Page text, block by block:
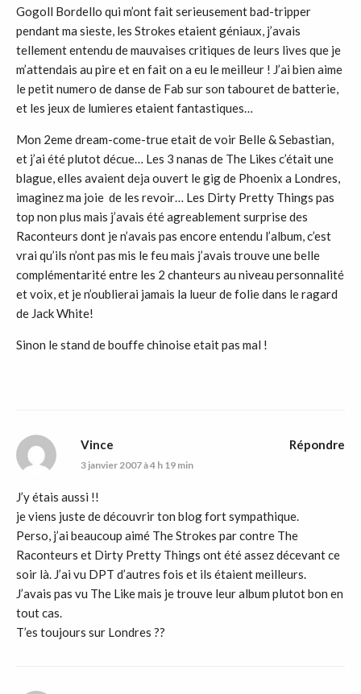
Gogoll Bordello qui m’ont fait serieusement bad-tripper
pendant ma sieste, les Strokes etaient géniaux, j’avais
tellement entendu de mauvaises critiques de leurs lives que je
m’attendais au pire et en fait on a eu le meilleur ! J’ai bien aime
le petit numero de danse de Fab sur son tabouret de batterie,
et les jeux de lumieres etaient fantastiques…
Mon 2eme dream-come-true etait de voir Belle & Sebastian,
et j’ai été plutot décue… Les 3 nanas de The Likes c’était une
blague, elles avaient deja ouvert le gig de Phoenix a Londres,
imaginez ma joie de les revoir… Les Dirty Pretty Things pas
top non plus mais j’avais été agreablement surprise des
Raconteurs dont je n’avais pas encore entendu l’album, c’est
vrai qu’ils n’ont pas mis le feu mais j’avais trouve une belle
complémentarité entre les 2 chanteurs au niveau personnalité
et voix, et je n’oublierai jamais la lueur de folie dans le ragard
de Jack White!
Sinon le stand de bouffe chinoise etait pas mal !
Vince
3 janvier 2007 à 4 h 19 min
J’y étais aussi !!
je viens juste de découvrir ton blog fort sympathique.
Perso, j’ai beaucoup aimé The Strokes par contre The
Raconteurs et Dirty Pretty Things ont été assez décevant ce
soir là. J’ai vu DPT d’autres fois et ils étaient meilleurs.
J’avais pas vu The Like mais je trouve leur album plutot bon en
tout cas.
T’es toujours sur Londres ??
Répondre